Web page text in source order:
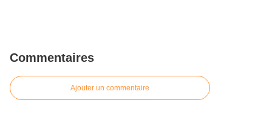
Commentaires
Ajouter un commentaire